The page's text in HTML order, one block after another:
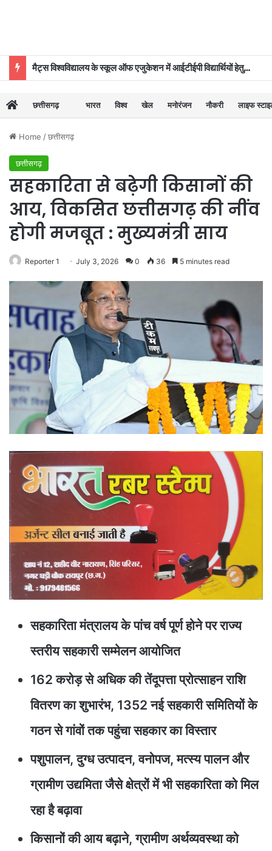
मैट्स विश्वविद्यालय के स्कूल ऑफ एजुकेशन में आईटीईपी विद्यार्थियों हेतु ‘दीक्षारंभ–2026’ का शुभारंभ
छत्तीसगढ़ भारत विश्व खेल मनोरंजन नौकरी लाइफ
Home /छत्तीसगढ़
छत्तीसगढ़
सहकारिता से बढ़ेगी किसानों की
आय, विकसित छत्तीसगढ़ की नींव
होगी मजबूत : मुख्यमंत्री साय
Reporter 1 July 3, 2026 0 36 5 minutes read
सहकारिता मंत्रालय के पांच वर्ष पूर्ण होने पर राज्य
स्तरीय सहकारी सम्मेलन आयोजित
162 करोड़ से अधिक की तेंदूपत्ता प्रोत्साहन राशि
वितरण का शुभारंभ, 1352 नई सहकारी समितियों के
गठन से गांवों तक पहुंचा सहकार का विस्तार
पशुपालन, दुग्ध उत्पादन, वनोपज, मत्स्य पालन और
ग्रामीण उद्यमिता जैसे क्षेत्रों में भी सहकारिता को मिल
रहा है बढ़ावा
किसानों की आय बढ़ाने, ग्रामीण अर्थव्यवस्था को